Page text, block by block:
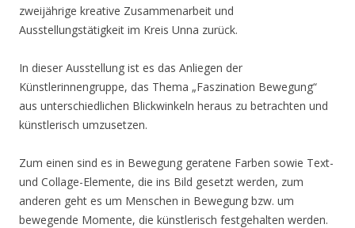
zweijährige kreative Zusammenarbeit und
Ausstellungstätigkeit im Kreis Unna zurück.
In dieser Ausstellung ist es das Anliegen der
Künstlerinnengruppe, das Thema „Faszination Bewegung“
aus unterschiedlichen Blickwinkeln heraus zu betrachten und
künstlerisch umzusetzen.
Zum einen sind es in Bewegung geratene Farben sowie Text-
und Collage-Elemente, die ins Bild gesetzt werden, zum
anderen geht es um Menschen in Bewegung bzw. um
bewegende Momente, die künstlerisch festgehalten werden.